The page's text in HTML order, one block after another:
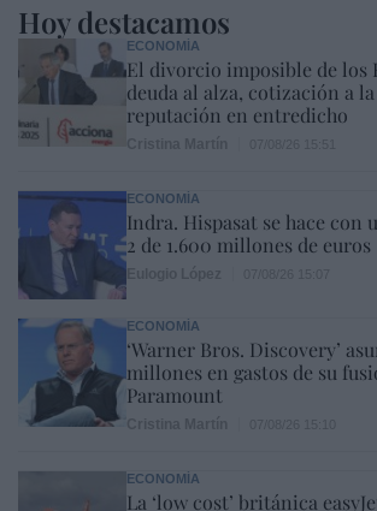
Hoy destacamos
ECONOMÍA
El divorcio imposible de los
deuda al alza, cotización a la
reputación en entredicho
ECONOMÍA
Indra. Hispasat se hace con
2 de 1.600 millones de euros
ECONOMÍA
‘Warner Bros. Discovery’
millones en gastos de su
Paramount
ECONOMÍA
La ‘low cost’ británica